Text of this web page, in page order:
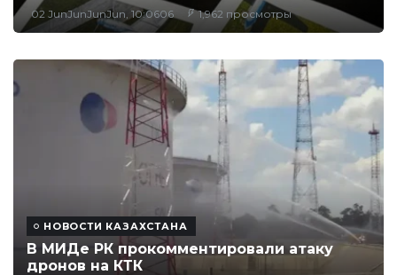
02 JunJunJunJun, 10:0606 1,962 просмотры
НОВОСТИ КАЗАХСТАНА
В МИДе РК прокомментировали атаку
дронов на КТК